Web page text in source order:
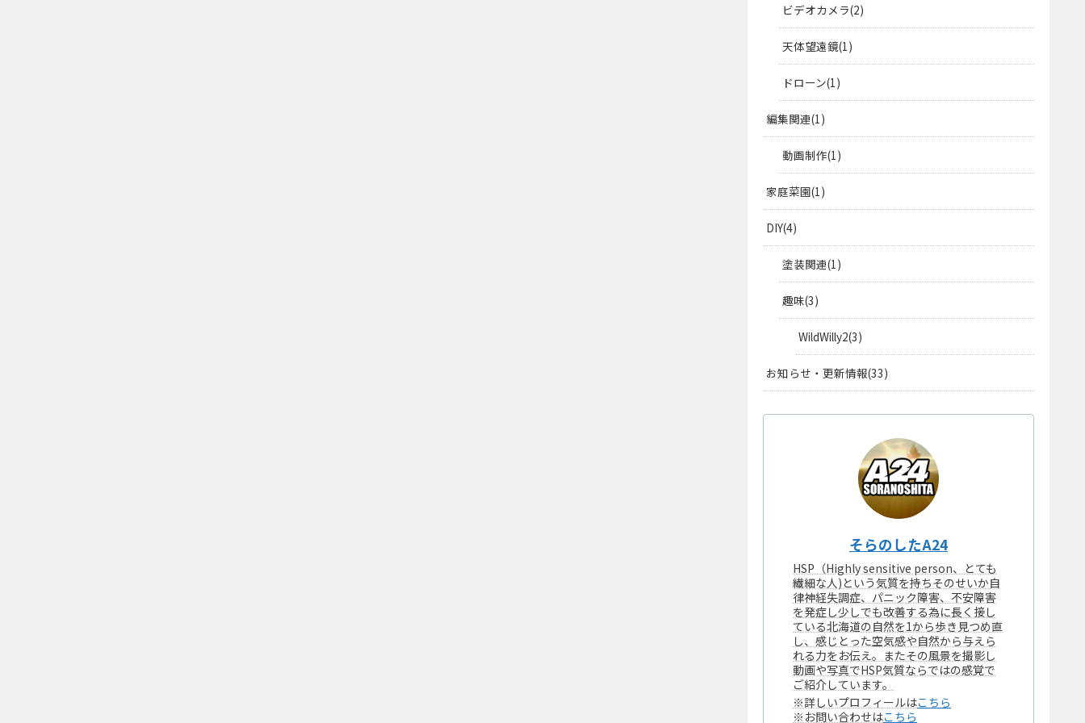
ビデオカメラ 2
天体望遠鏡 1
ドローン 1
編集関連 1
動画制作 1
家庭菜園 1
DIY 4
塗装関連 1
趣味 3
WildWilly2 3
お知らせ・更新情報 33
そらのしたA24
HSP（Highly sensitive person、とても
繊細な人)という気質を持ちそのせいか自
律神経失調症、パニック障害、不安障害
を発症し少しでも改善する為に長く接し
ている北海道の自然を1から歩き見つめ直
し、感じとった空気感や自然から与えら
れる力をお伝え。またその風景を撮影し
動画や写真でHSP気質ならではの感覚で
ご紹介しています。
※詳しいプロフィールはこちら
※お問い合わせはこちら